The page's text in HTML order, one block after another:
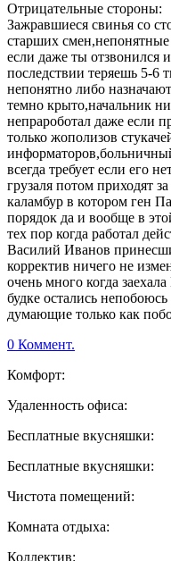
Отрицательные стороны:
Зажравшиеся свинья со
старших
если даже ты отзвонился
последствии теряешь 5-6
непонятно либо
темно крыто,начальник
непрароботал даже если
только жополизов
всегда требует если его
грузаля потом приходят
каламбур в котором ген
порядок да и вообще в
тех пор когда работал
Василий Иванов
корректив ничего не
очень много когда
будке остались непобоюсь
думающие только как
0 Коммент.
Комфорт:
Удаленность офиса:
Бесплатные вкусняшки:
Бесплатные вкусняшки:
Чистота помещений:
Комната отдыха:
Коллектив: